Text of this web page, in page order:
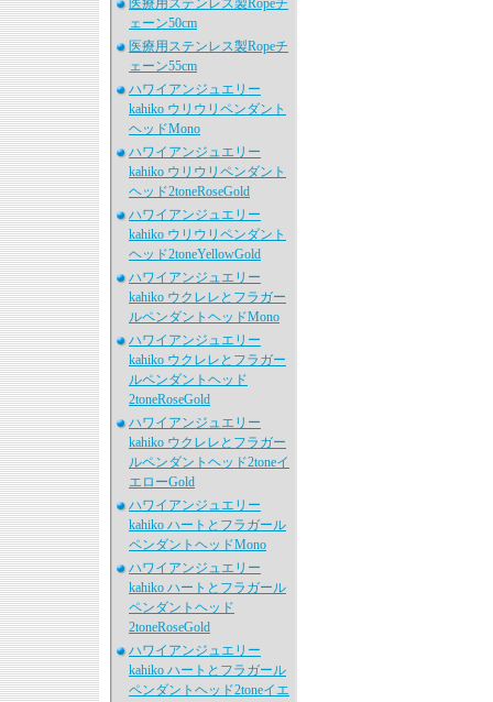
医療用ステンレス製Ropeチ
ェーン50cm
医療用ステンレス製Ropeチ
ェーン55cm
ハワイアンジュエリー
kahiko ウリウリペンダント
ヘッドMono
ハワイアンジュエリー
kahiko ウリウリペンダント
ヘッド2toneRoseGold
ハワイアンジュエリー
kahiko ウリウリペンダント
ヘッド2toneYellowGold
ハワイアンジュエリー
kahiko ウクレレとフラガー
ルペンダントヘッドMono
ハワイアンジュエリー
kahiko ウクレレとフラガー
ルペンダントヘッド
2toneRoseGold
ハワイアンジュエリー
kahiko ウクレレとフラガー
ルペンダントヘッド2toneイ
エローGold
ハワイアンジュエリー
kahiko ハートとフラガール
ペンダントヘッドMono
ハワイアンジュエリー
kahiko ハートとフラガール
ペンダントヘッド
2toneRoseGold
ハワイアンジュエリー
kahiko ハートとフラガール
ペンダントヘッド2toneイエ